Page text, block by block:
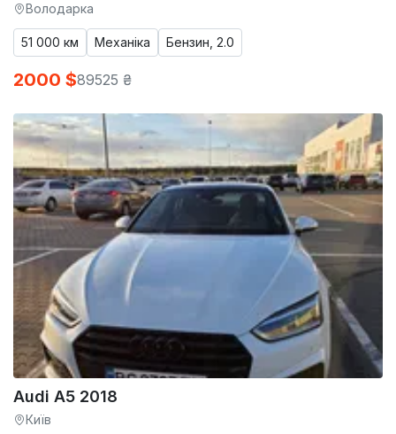
Володарка
51 000 км Механіка Бензин, 2.0
2000 $89525 ₴
Audi A5 2018
Київ